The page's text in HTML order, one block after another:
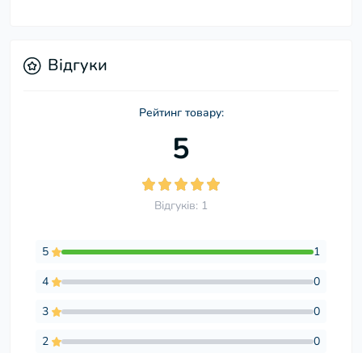
Відгуки
Рейтинг товару:
5
Відгуків: 1
5
1
4
0
3
0
2
0